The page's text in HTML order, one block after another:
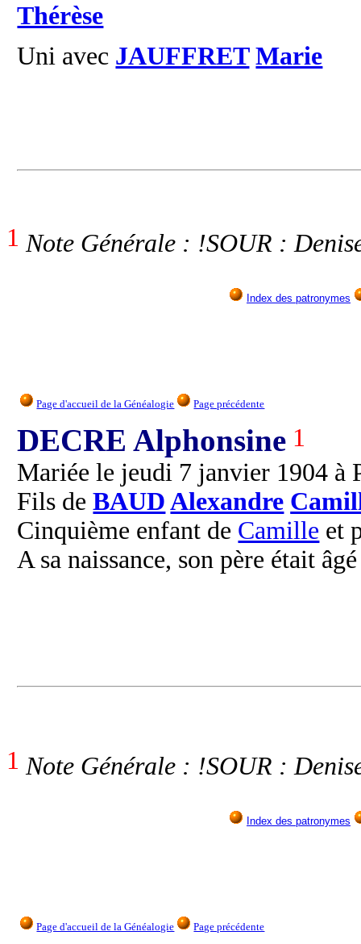
Thérèse
Uni avec JAUFFRET Marie
1 Note Générale : !SOUR :
Index des patronymes
Page d'accueil de la Généalogie Page précédente
DECRE Alphonsine 1
Mariée le jeudi 7 janvier 1904 à
Fils deBAUD Alexandre
Cinquième enfant de Camille et
A sa naissance, son père était
1 Note Générale : !SOUR :
Index des patronymes
Page d'accueil de la Généalogie Page précédente